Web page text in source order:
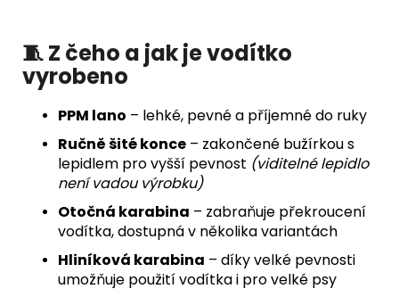
🧵 Z čeho a jak je vodítko
vyrobeno
PPM lano – lehké, pevné a příjemné do ruky
Ručně šité konce – zakončené bužírkou s
lepidlem pro vyšší pevnost (viditelné lepidlo
není vadou výrobku)
Otočná karabina – zabraňuje překroucení
vodítka, dostupná v několika variantách
Hliníková karabina – díky velké pevnosti
umožňuje použití vodítka i pro velké psy